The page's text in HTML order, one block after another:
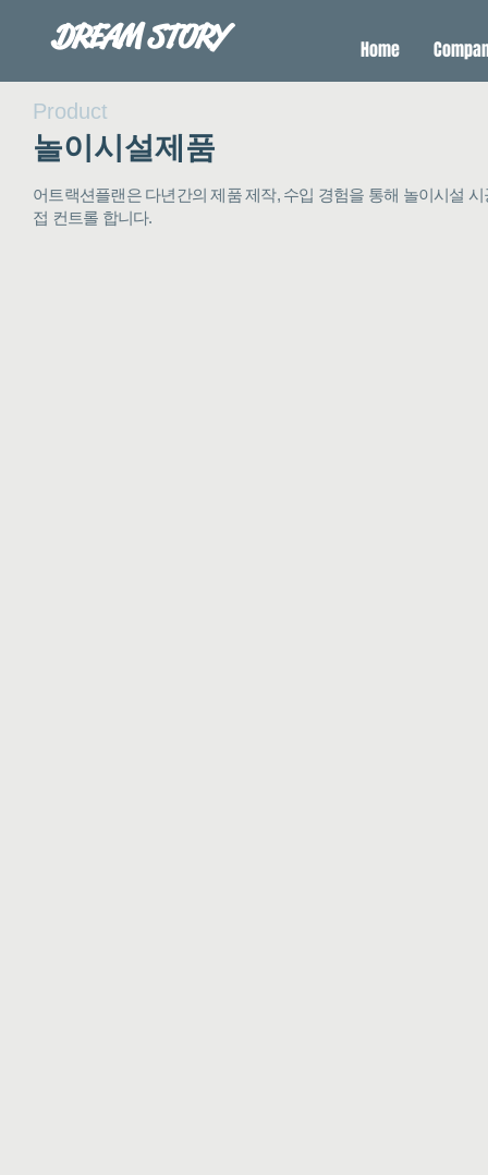
DREAM STORY Home
Product
​놀이시설제품​
어트랙션플랜은 다년간의 제품 제작, 수입 경험을 통해 놀이시설
접 컨트롤 합니다.